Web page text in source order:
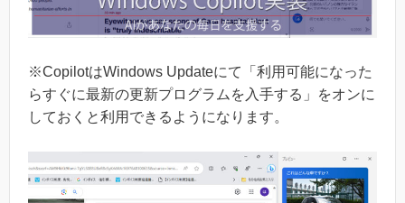
※CopilotはWindows Updateにて「利用可能になった
らすぐに最新の更新プログラムを入手する」をオンに
しておくと利用できるようになります。